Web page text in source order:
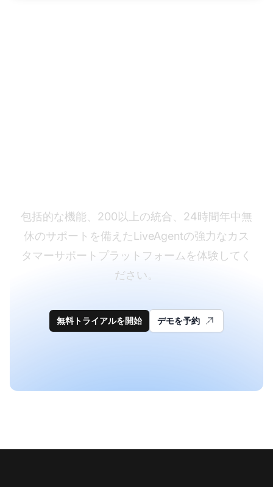
包括的な機能、200以上の統合、24時間年中無
休のサポートを備えたLiveAgentの強力なカス
タマーサポートプラットフォームを体験してく
ださい。
無料トライアルを開始 デモを予約